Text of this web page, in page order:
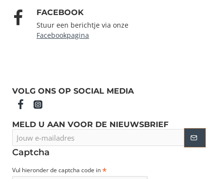
FACEBOOK
Stuur een berichtje via onze
Facebookpagina
VOLG ONS OP SOCIAL MEDIA
MELD U AAN VOOR DE NIEUWSBRIEF
e-
mailadres
Captcha
Vul hieronder de captcha code in